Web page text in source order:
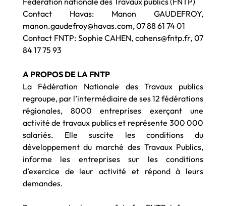
Contact Havas: Manon GAUDEFROY,
manon.gaudefroy@havas.com, 07 88 61 74 01
Contact FNTP: Sophie CAHEN, cahens@fntp.fr, 07
84 17 75 93
A PROPOS DE LA FNTP
La Fédération Nationale des Travaux publics
regroupe, par l’intermédiaire de ses 12 fédérations
régionales, 8000 entreprises exerçant une
activité de travaux publics et représente 300 000
salariés. Elle suscite les conditions du
développement du marché des Travaux Publics,
informe les entreprises sur les conditions
d’exercice de leur activité et répond à leurs
demandes.